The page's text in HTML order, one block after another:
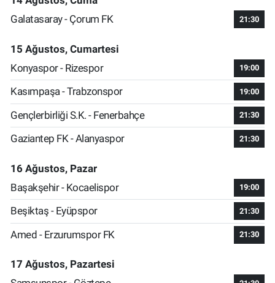
Galatasaray - Çorum FK
21:30
15 Ağustos, Cumartesi
Konyaspor - Rizespor
19:00
Kasımpaşa - Trabzonspor 19:00
Gençlerbirliği S.K. - Fenerbahçe 21:30
Gaziantep FK - Alanyaspor 21:30
16 Ağustos, Pazar
Başakşehir - Kocaelispor
19:00
Beşiktaş - Eyüpspor 21:30
Amed - Erzurumspor FK 21:30
17 Ağustos, Pazartesi